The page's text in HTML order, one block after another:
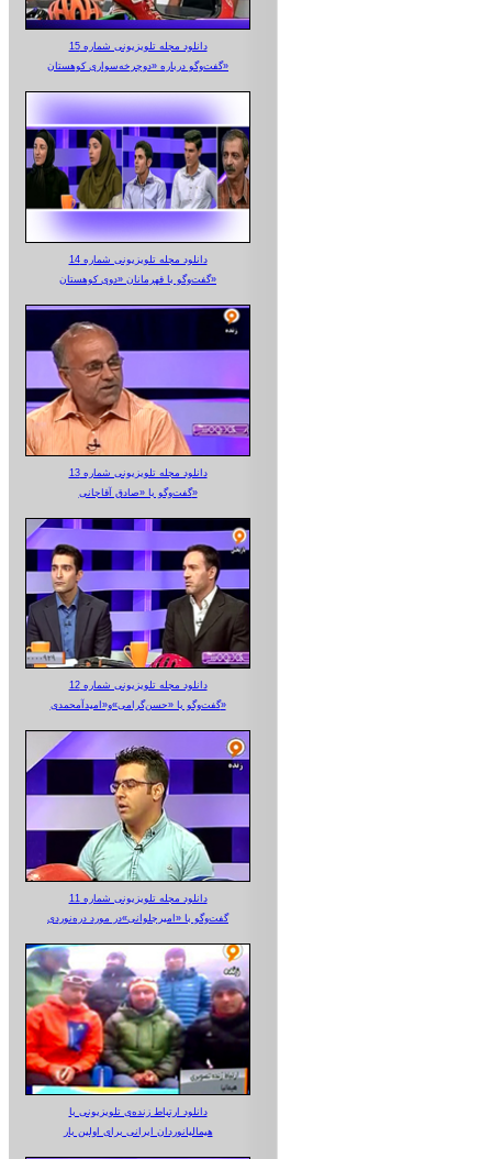
دانلود مجله تلویزیونی شماره 15
گفت‌وگو درباره «دوچرخه‌سواری کوهستان»
دانلود مجله تلویزیونی شماره 14
گفت‌وگو با قهرمانان «دوی کوهستان»
دانلود مجله تلویزیونی شماره 13
گفت‌وگو با «صادق آقاجانی»
دانلود مجله تلویزیونی شماره 12
گفت‌وگو با «حسن‌گرامی»و«امیدآمحمدی»
دانلود مجله تلویزیونی شماره 11
گفت‌وگو با «امیرجلوانی»در مورد دره‌نوردی
دانلود ارتباط زنده‌ی تلویزیونی‌ با
هیمالیانوردان ایرانی برای اولین بار